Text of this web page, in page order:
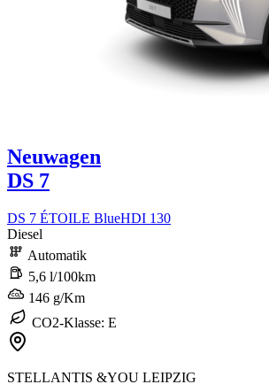
Neuwagen
DS 7
DS 7 ÉTOILE BlueHDI 130
Diesel
Automatik
5,6 l/100km
146 g/Km
CO2-Klasse: E
STELLANTIS &YOU LEIPZIG